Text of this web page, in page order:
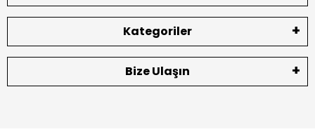
Kategoriler
Bize Ulaşın